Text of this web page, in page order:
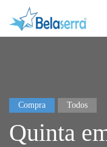
Compra Todos
Quinta